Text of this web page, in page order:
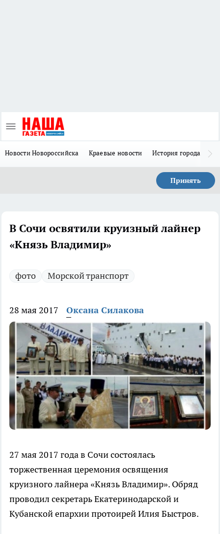
Новости Новороссийска Краевые новости История города Н
Принять
В Сочи освятили круизный лайнер
«Князь Владимир»
фото Морской транспорт
28 мая 2017 Оксана Силакова
27 мая 2017 года в Сочи состоялась
торжественная церемония освящения
круизного лайнера «Князь Владимир». Обряд
проводил секретарь Екатеринодарской и
Кубанской епархии протоирей Илия Быстров.